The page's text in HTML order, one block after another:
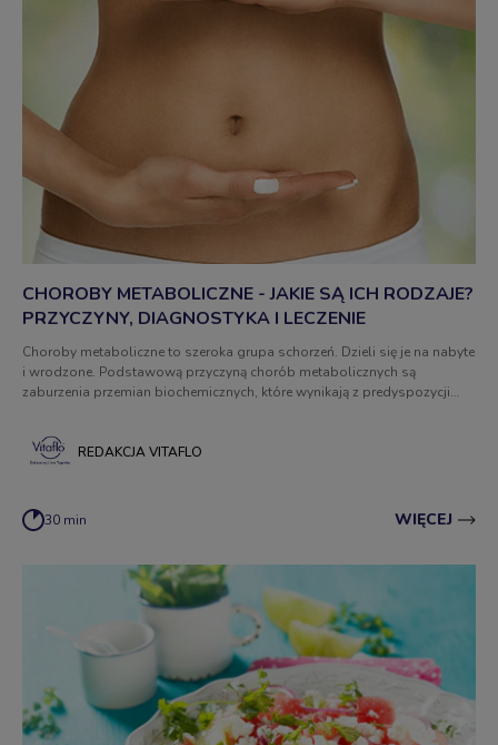
CHOROBY METABOLICZNE - JAKIE SĄ ICH RODZAJE?
PRZYCZYNY, DIAGNOSTYKA I LECZENIE
Choroby metaboliczne to szeroka grupa schorzeń. Dzieli się je na nabyte
i wrodzone. Podstawową przyczyną chorób metabolicznych są
zaburzenia przemian biochemicznych, które wynikają z predyspozycji
REDAKCJA VITAFLO
30 min WIĘCEJ